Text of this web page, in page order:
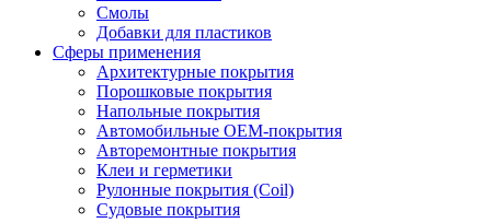
Смолы
Добавки для пластиков
Сферы применения
Архитектурные покрытия
Порошковые покрытия
Напольные покрытия
Автомобильные ОЕМ-покрытия
Авторемонтные покрытия
Клеи и герметики
Рулонные покрытия (Coil)
Судовые покрытия